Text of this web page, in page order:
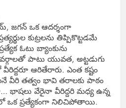
జగన్ ఒక ఆదర్శంగా
కుట్రలను తిప్పికొట్టడమే
ఓటు బ్యాంకును
వర్గాలతో పాటు యువత, అట్టడుగు
ఆరితేరారు. ఎంత కష్టం
వీరి తత్వం భావి తరాలకు పాఠం
భాషలు వేరైనా వీరిద్దరి మధ్య ఉన్న
ఒక ప్రత్యేకంగా నిలిచిపోతాయి.